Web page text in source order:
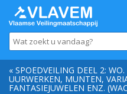
« SPOEDVEILING DEEL 2:
UURWERKEN, MUNTEN,
FANTASIEJUWELEN ENZ.